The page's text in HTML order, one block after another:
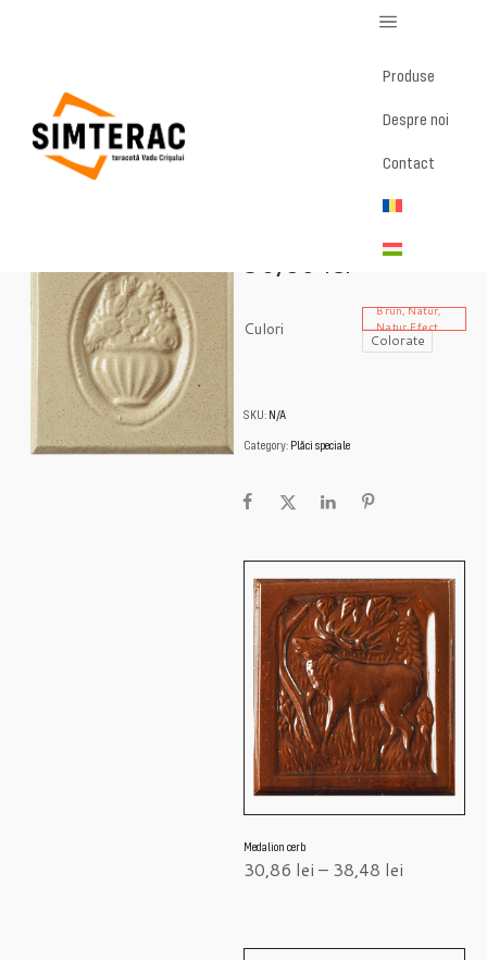
Produse
Despre noi
Contact
Home / Magazin / Medalion floral
Medalion floral
30,86 lei
Culori
Brun, Natur,
Natur Efect
Colorate
SKU: N/A
Category: Plăci speciale
Medalion cerb
30,86 lei – 38,48 lei